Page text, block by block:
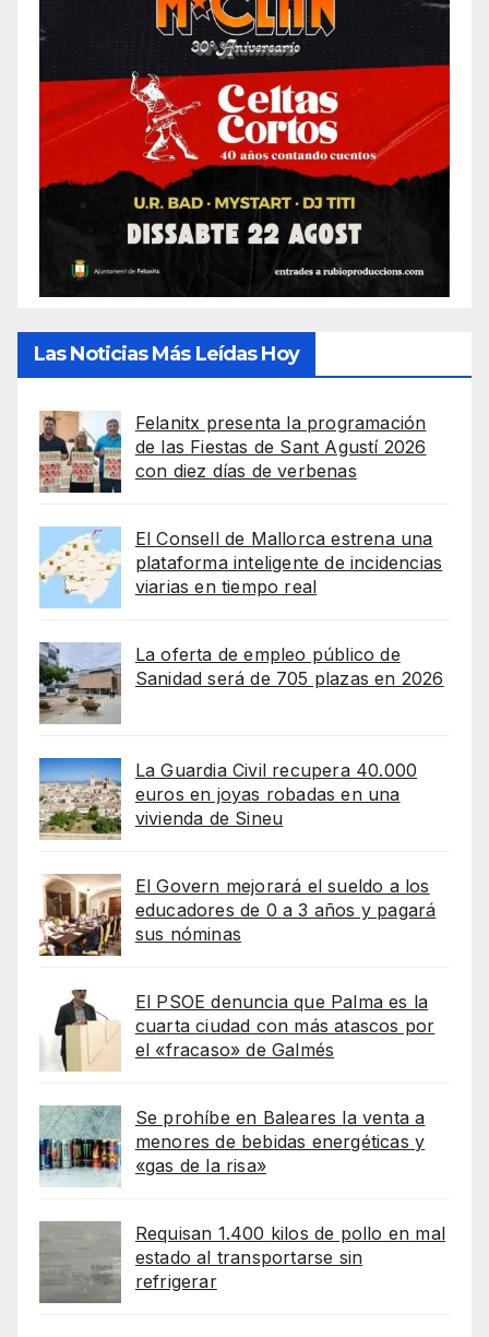
Las Noticias Más Leídas Hoy
Felanitx presenta la programación
de las Fiestas de Sant Agustí 2026
con diez días de verbenas
El Consell de Mallorca estrena una
plataforma inteligente de incidencias
viarias en tiempo real
La oferta de empleo público de
Sanidad será de 705 plazas en 2026
La Guardia Civil recupera 40.000
euros en joyas robadas en una
vivienda de Sineu
El Govern mejorará el sueldo a los
educadores de 0 a 3 años y pagará
sus nóminas
El PSOE denuncia que Palma es la
cuarta ciudad con más atascos por
el «fracaso» de Galmés
Se prohíbe en Baleares la venta a
menores de bebidas energéticas y
«gas de la risa»
Requisan 1.400 kilos de pollo en mal
estado al transportarse sin
refrigerar